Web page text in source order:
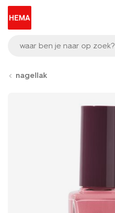
waar ben je naar op zoek?
nagellak